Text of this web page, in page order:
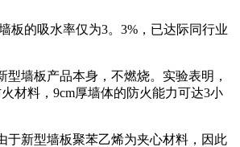
的吸水率仅为3。3%，已达际同行业
墙板产品本身，不燃烧。实验表明，
材料，9cm厚墙体的防火能力可达3小
新型墙板聚苯乙烯为夹心材料，因此